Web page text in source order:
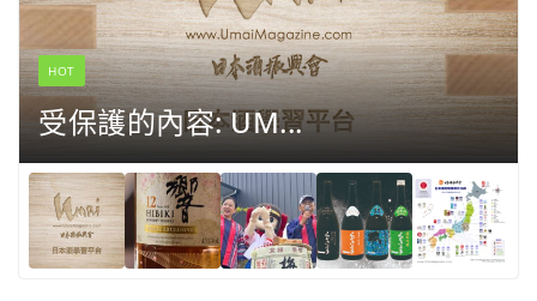
HOT
受保護的內容: UM...